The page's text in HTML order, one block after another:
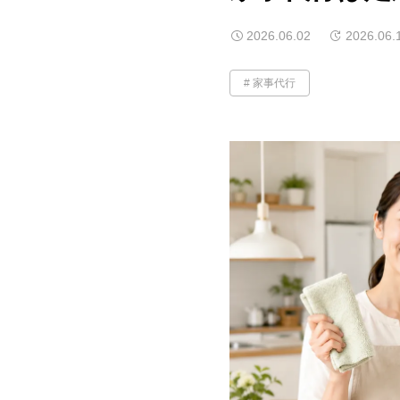
2026.06.02
家事代行